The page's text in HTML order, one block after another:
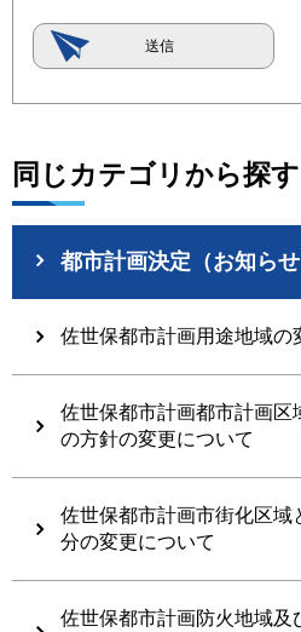
同じカテゴリから探す
都市計画決定（お知らせ
佐世保都市計画用途地域の
佐世保都市計画都市計画区
の方針の変更について
佐世保都市計画市街化区域
分の変更について
佐世保都市計画防火地域及